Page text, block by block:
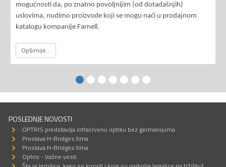
mogućnosti da, po znatno povoljnijim (od dotadašnjih)
uslovima, nudimo proizvode koji se mogu naći u prodajnom
katalogu kompanije Farnell.
Opširnije...
POSLEDNJE NOVOSTI
OPTRIS predstavlja infracrvenu optiku bez germanijuma
Proslava H-Bridges tima
Proslava H-Bridges tima
Optris - Važne vesti